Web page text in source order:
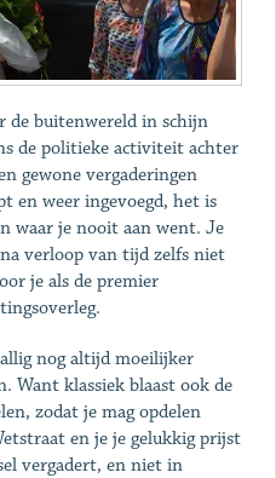
de buitenwereld in schijn
de politieke activiteit achter
gewone vergaderingen
en weer ingevoegd, het is
waar je nooit aan went. Je
verloop van tijd zelfs niet
je als de premier
nog altijd moeilijker
Want klassiek blaast ook de
zodat je mag opdelen
en je je gelukkig prijst
vergadert, en niet in